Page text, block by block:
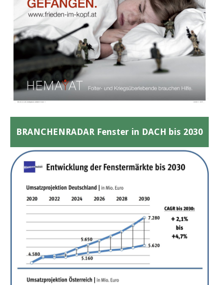
BRANCHENRADAR Fenster in DACH bis 2030